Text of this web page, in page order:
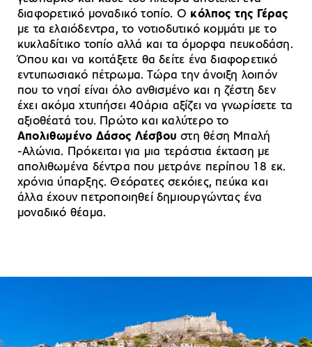
διαφορετικό μοναδικό τοπίο. Ο κόλπος της Γέρας
με τα ελαιόδεντρα, το νοτιοδυτικό κομμάτι με το
κυκλαδίτικο τοπίο αλλά και τα όμορφα πευκοδάση.
Όπου και να κοιτάξετε θα δείτε ένα διαφορετικό
εντυπωσιακό πέτρωμα. Τώρα την άνοιξη λοιπόν
που το νησί είναι όλο ανθισμένο και η ζέστη δεν
έχει ακόμα χτυπήσει 40άρια αξίζει να γνωρίσετε τα
αξιοθέατά του. Πρώτο και καλύτερο το
Απολιθωμένο Δάσος Λέσβου στη θέση Μπαλή
-Αλώνια. Πρόκειται για μια τεράστια έκταση με
απολιθωμένα δέντρα που μετράνε περίπου 18 εκ.
χρόνια ύπαρξης. Θεόρατες σεκόιες, πεύκα και
άλλα έχουν πετροποιηθεί δημιουργώντας ένα
μοναδικό θέαμα.